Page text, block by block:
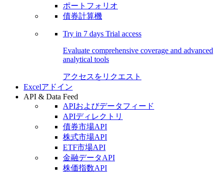
ポートフォリオ
債券計算機
Try in 7 days Trial access
Evaluate comprehensive coverage and advanced
analytical tools
アクセスをリクエスト
Excelアドイン
API & Data Feed
APIおよびデータフィード
APIディレクトリ
債券市場API
株式市場API
ETF市場API
金融データAPI
株価指数API